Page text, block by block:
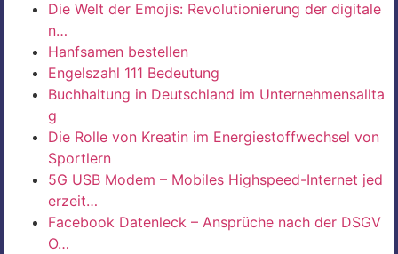
Die Welt der Emojis: Revolutionierung der digitale
n…
Hanfsamen bestellen
Engelszahl 111 Bedeutung
Buchhaltung in Deutschland im Unternehmensallta
g
Die Rolle von Kreatin im Energiestoffwechsel von
Sportlern
5G USB Modem – Mobiles Highspeed-Internet jed
erzeit…
Facebook Datenleck – Ansprüche nach der DSGV
O…